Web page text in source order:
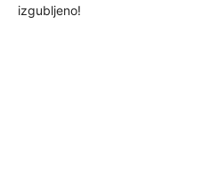
izgubljeno!